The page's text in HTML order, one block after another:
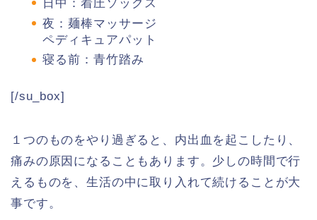
日中：着圧ソックス
夜：麺棒マッサージ
ペディキュアパット
寝る前：青竹踏み
[/su_box]
１つのものをやり過ぎると、内出血を起こしたり、
痛みの原因になることもあります。少しの時間で行
えるものを、生活の中に取り入れて続けることが大
事です。